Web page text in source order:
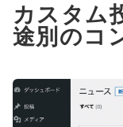
カスタム
途別のコ